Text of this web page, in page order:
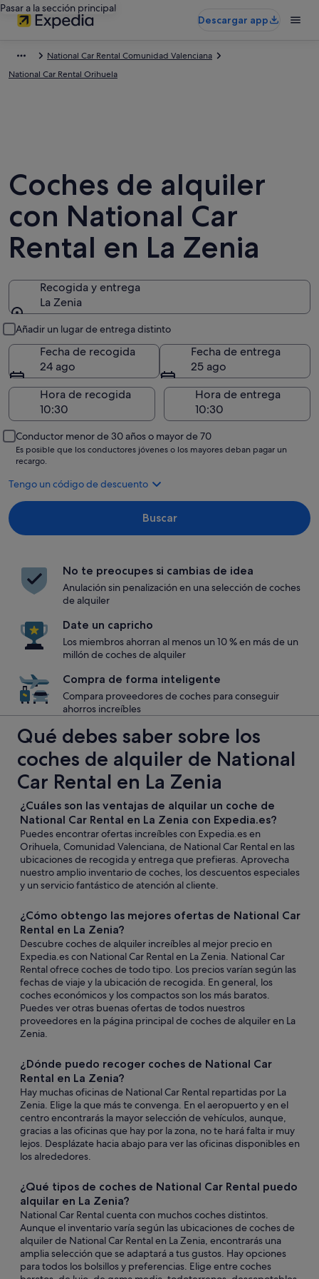
Pasar a la sección principal
Descargar app
National Car Rental Comunidad Valenciana
National Car Rental Orihuela
Coches de alquiler
con National Car
Rental en La Zenia
Recogida y entrega
La Zenia
Añadir un lugar de entrega distinto
Fecha de recogida
24 ago
Fecha de entrega
25 ago
Hora de recogida
Hora de entrega
Conductor menor de 30 años o mayor de 70
Es posible que los conductores jóvenes o los mayores deban pagar un
recargo.
Tengo un código de descuento
Buscar
No te preocupes si cambias de idea
Anulación sin penalización en una selección de coches
de alquiler
Date un capricho
Los miembros ahorran al menos un 10 % en más de un
millón de coches de alquiler
Compra de forma inteligente
Compara proveedores de coches para conseguir
ahorros increíbles
Qué debes saber sobre los
coches de alquiler de National
Car Rental en La Zenia
¿Cuáles son las ventajas de alquilar un coche de
National Car Rental en La Zenia con Expedia.es?
Puedes encontrar ofertas increíbles con Expedia.es en
Orihuela, Comunidad Valenciana, de National Car Rental en las
ubicaciones de recogida y entrega que prefieras. Aprovecha
nuestro amplio inventario de coches, los descuentos especiales
y un servicio fantástico de atención al cliente.
¿Cómo obtengo las mejores ofertas de National Car
Rental en La Zenia?
Descubre coches de alquiler increíbles al mejor precio en
Expedia.es con National Car Rental en La Zenia. National Car
Rental ofrece coches de todo tipo. Los precios varían según las
fechas de viaje y la ubicación de recogida. En general, los
coches económicos y los compactos son los más baratos.
Puedes ver otras buenas ofertas de todos nuestros
proveedores en la página principal de coches de alquiler en La
Zenia.
¿Dónde puedo recoger coches de National Car
Rental en La Zenia?
Hay muchas oficinas de National Car Rental repartidas por La
Zenia. Elige la que más te convenga. En el aeropuerto y en el
centro encontrarás la mayor selección de vehículos, aunque,
gracias a las oficinas que hay por la zona, no te hará falta ir muy
lejos. Desplázate hacia abajo para ver las oficinas disponibles en
los alrededores.
¿Qué tipos de coches de National Car Rental puedo
alquilar en La Zenia?
National Car Rental cuenta con muchos coches distintos.
Aunque el inventario varía según las ubicaciones de coches de
alquiler de National Car Rental en La Zenia, encontrarás una
amplia selección que se adaptará a tus gustos. Hay opciones
para todos los bolsillos y preferencias. Elige entre coches